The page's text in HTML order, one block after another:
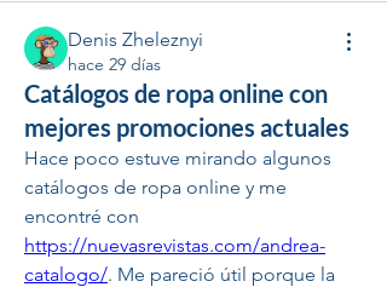
Denis Zheleznyi
hace 29 días
Catálogos de ropa online con
mejores promociones actuales
Hace poco estuve mirando algunos
catálogos de ropa online y me
https://nuevasrevistas.com/andrea-
catalogo/. Me pareció útil porque la